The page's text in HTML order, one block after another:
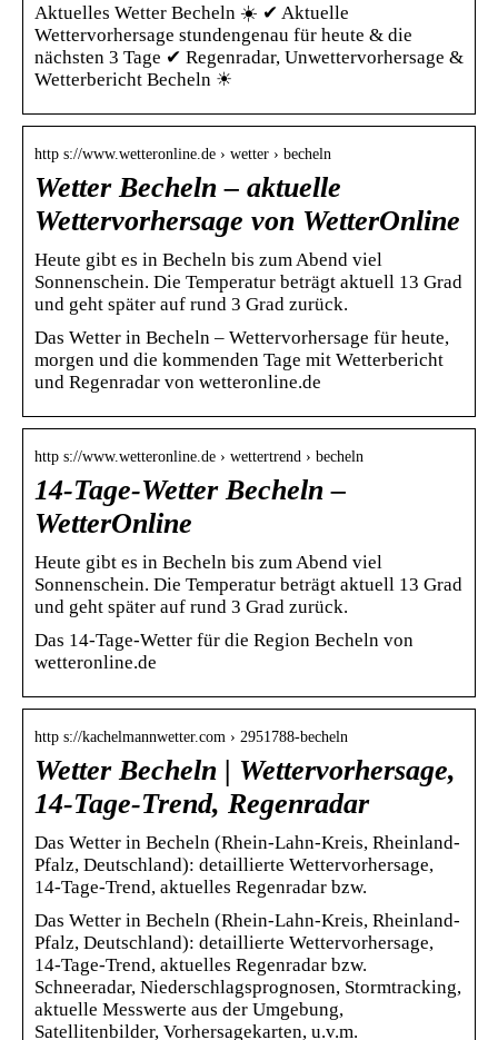
Aktuelles Wetter Becheln ☀️ ✔ Aktuelle
Wettervorhersage stundengenau für heute & die
nächsten 3 Tage ✔ Regenradar, Unwettervorhersage &
Wetterbericht Becheln ☀
http s://www.wetteronline.de › wetter › becheln
Wetter Becheln – aktuelle
Wettervorhersage von WetterOnline
Heute gibt es in Becheln bis zum Abend viel
Sonnenschein. Die Temperatur beträgt aktuell 13 Grad
und geht später auf rund 3 Grad zurück.
Das Wetter in Becheln – Wettervorhersage für heute,
morgen und die kommenden Tage mit Wetterbericht
und Regenradar von wetteronline.de
http s://www.wetteronline.de › wettertrend › becheln
14-Tage-Wetter Becheln –
WetterOnline
Heute gibt es in Becheln bis zum Abend viel
Sonnenschein. Die Temperatur beträgt aktuell 13 Grad
und geht später auf rund 3 Grad zurück.
Das 14-Tage-Wetter für die Region Becheln von
wetteronline.de
http s://kachelmannwetter.com › 2951788-becheln
Wetter Becheln | Wettervorhersage,
14-Tage-Trend, Regenradar
Das Wetter in Becheln (Rhein-Lahn-Kreis, Rheinland-
Pfalz, Deutschland): detaillierte Wettervorhersage,
14-Tage-Trend, aktuelles Regenradar bzw.
Das Wetter in Becheln (Rhein-Lahn-Kreis, Rheinland-
Pfalz, Deutschland): detaillierte Wettervorhersage,
14-Tage-Trend, aktuelles Regenradar bzw.
Schneeradar, Niederschlagsprognosen, Stormtracking,
aktuelle Messwerte aus der Umgebung,
Satellitenbilder, Vorhersagekarten, u.v.m.